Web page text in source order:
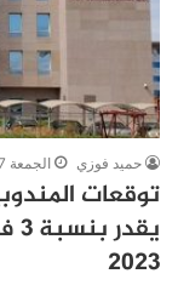
حميد فوزي الجمعة 7 أبريل 2023
توقعات
2023